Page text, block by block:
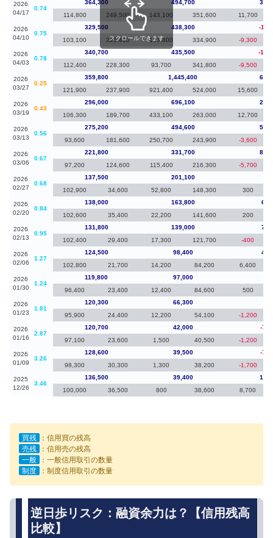
2026
04/17
0.74
364,300 494,700
114,800
249,500 143,100 351,600 11,700
2026
04/10
0.75
329,500 438,300
-
103,100
226,400 103,400 334,900 -9,300
2026
04/03
0.78
340,700 435,500
-
112,400
228,300 93,700 341,800 -9,500
2026
03/27
0.25
359,800 1,445,400
121,900
237,900 921,400 524,000 15,600
2026
03/19
0.43
296,000 696,100
106,300
189,700 433,100 263,000 12,700
2026
03/13
0.56
275,200 494,600
93,600
181,600 250,700 243,900 -3,600
2026
03/06
0.67
221,800 331,700
97,200
124,600 115,400 216,300 -5,700
2026
02/27
0.68
137,500 201,100
102,900
34,600 52,800 148,300 300
2026
02/20
0.84
138,000 163,800
102,600
35,400 22,200 141,600 200
2026
02/13
0.95
131,800 139,000
102,400
29,400 17,300 121,700 -400
2026
02/06
1.27
124,500 98,400
102,800
21,700 14,200 84,200 6,400
2026
01/30
1.24
119,800 97,000
96,400
23,400 12,400 84,600 500
2026
01/23
1.81
120,300 66,300
95,900
24,400 12,200 54,100 -1,200
2026
01/16
2.87
120,700 42,000
-
97,100
23,600 1,500 40,500 -1,200
2026
01/09
3.26
128,600 39,500
-
98,300
30,300 1,300 38,200 -1,700
2025
12/26
3.46
136,500 39,400
100,000
36,500 800 38,600 8,700
スクロールできます
買残
：信用買の残高
売残
：信用売の残高
一般
：一般信用取引の数量
制度
：制度信用取引の数量
逆日歩リスク：融資余力は？【信用残高
比較】